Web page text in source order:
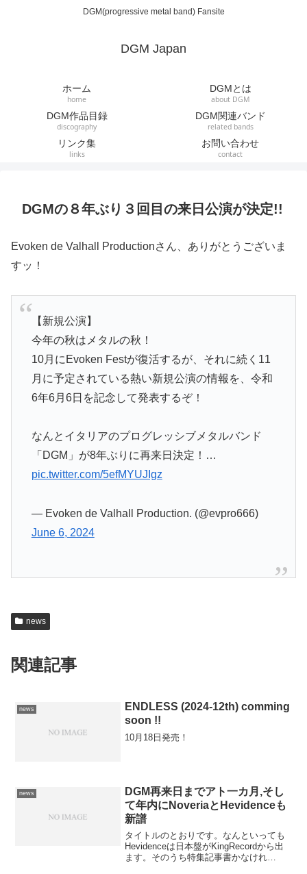
DGM(progressive metal band) Fansite
DGM Japan
ホーム
home
DGMとは
about DGM
DGM作品目録
discography
DGM関連バンド
related bands
リンク集
links
お問い合わせ
contact
DGMの８年ぶり３回目の来日公演が決定!!
Evoken de Valhall Productionさん、ありがとうございま
すッ！
【新規公演】
今年の秋はメタルの秋！
10月にEvoken Festが復活するが、それに続く11
月に予定されている熱い新規公演の情報を、令和
6年6月6日を記念して発表するぞ！
なんとイタリアのプログレッシブメタルバンド
「DGM」が8年ぶりに再来日決定！…
pic.twitter.com/5efMYUJIgz
— Evoken de Valhall Production. (@evpro666)
June 6, 2024
news
関連記事
news
ENDLESS (2024-12th) comming
soon !!
10月18日発売！
news
DGM再来日までアト一カ月,そし
て年内にNoveriaとHevidenceも
新譜
タイトルのとおりです。なんといっても
Hevidenceは日本盤がKingRecordから出
ます。そのうち特集記事書かなけれ